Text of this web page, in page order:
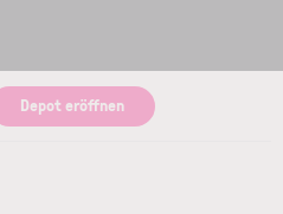
Depot eröffnen